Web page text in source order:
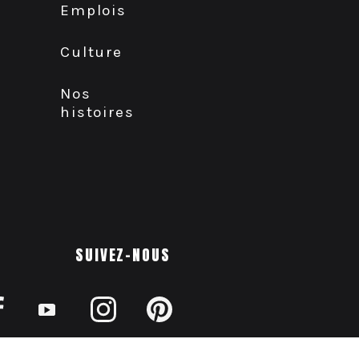
Emplois
Culture
Nos
histoires
SUIVEZ-NOUS